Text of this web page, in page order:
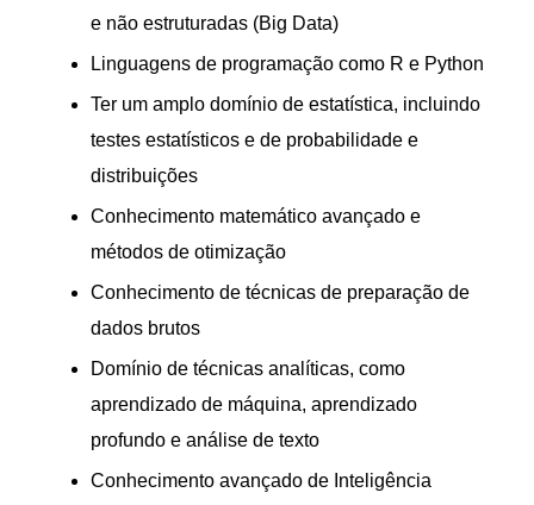
e não estruturadas (Big Data)
Linguagens de programação como R e Python
Ter um amplo domínio de estatística, incluindo
testes estatísticos e de probabilidade e
distribuições
Conhecimento matemático avançado e
métodos de otimização
Conhecimento de técnicas de preparação de
dados brutos
Domínio de técnicas analíticas, como
aprendizado de máquina, aprendizado
profundo e análise de texto
Conhecimento avançado de Inteligência